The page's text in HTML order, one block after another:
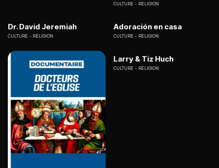
CULTURE RELIGION
Dr. David Jeremiah
CULTURE RELIGION
Adoración en casa
CULTURE RELIGION
Larry & Tiz Huch
CULTURE RELIGION